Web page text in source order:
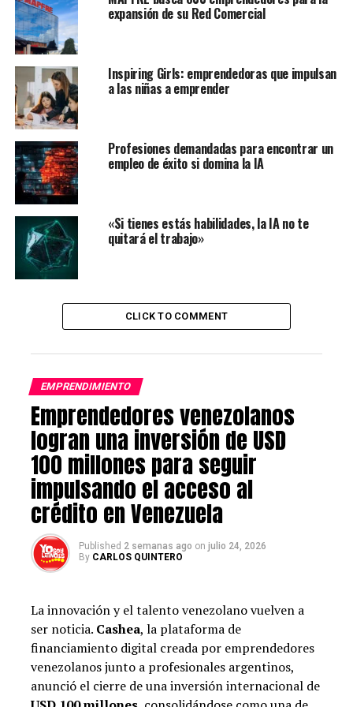
Condiciones laborales para trabajar en Leroy Merlin
Cómo postularse para trabajar en Leroy Merlin
Condiciones laborales para
trabajar en Leroy Merlin
Salarios:
Personal de tienda (cajeros, vendedores): Desde
1.200 euros mensuales (jornada completa), con
una posible subida a 1.400 euros.
Jefes de sección y técnicos: Alrededor de 1.500
euros.
Incentivos adicionales basados en resultados.
Seguro de salud, ayudas para guardería, cheques
restaurante y descuentos comerciales.
Entre las vacantes disponibles, destacan las
siguientes:
Vendedor/a especialista en Materiales de Obra y
Construcción (León, jornada parcial).
Cajero/a – Asesor/a Relación Cliente (Valladolid,
jornada parcial).
Vendedor/a especialista en Ferretería (Madrid,
Operario Logístico/a (Ourense y León, jornada
parcial).
Para ciertos puestos, como el de vendedor especialista,
es necesario superar un test de producto al enviar la
candidatura. Este paso permite evaluar los
expansión de su Red Comercial
Inspiring Girls: emprendedoras que impulsan
a las niñas a emprender
Profesiones demandadas para encontrar un
empleo de éxito si domina la IA
«Si tienes estás habilidades, la IA no te
quitará el trabajo»
CLICK TO COMMENT
EMPRENDIMIENTO
Emprendedores venezolanos
logran una inversión de USD
100 millones para seguir
impulsando el acceso al
crédito en Venezuela
Published 2 semanas ago on julio 24, 2026
By CARLOS QUINTERO
La innovación y el talento venezolano vuelven a
ser noticia. Cashea, la plataforma de
financiamiento digital creada por emprendedores
venezolanos junto a profesionales argentinos,
anunció el cierre de una inversión internacional de